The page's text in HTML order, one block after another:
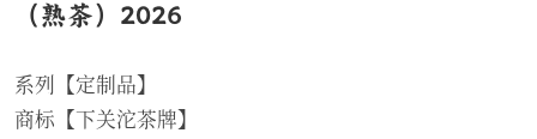
（熟茶）2026
系列【定制品】
商标【下关沱茶牌】